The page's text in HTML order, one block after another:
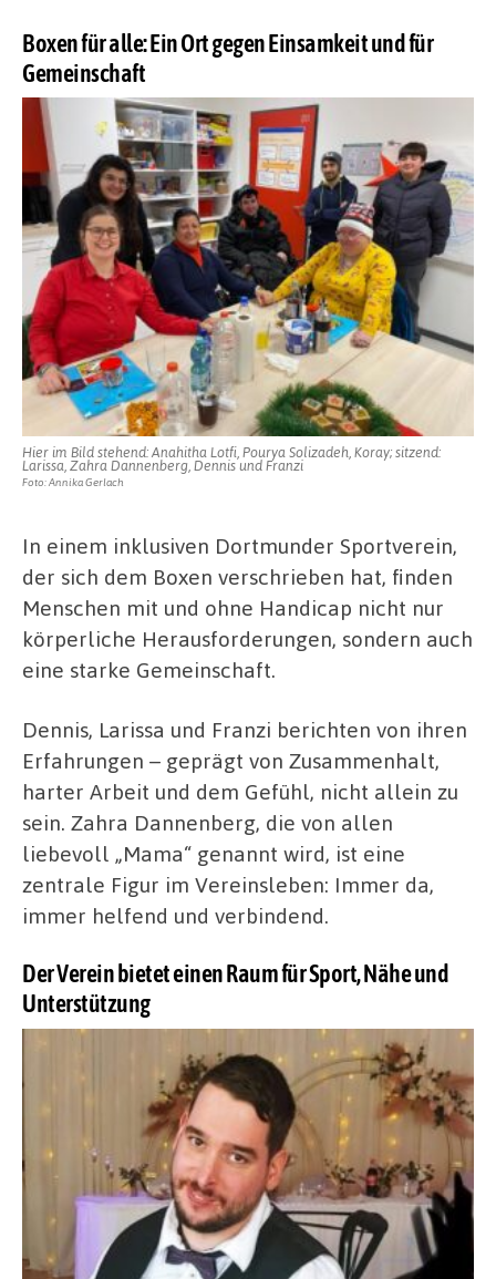
Boxen für alle: Ein Ort gegen Einsamkeit und für
Gemeinschaft
Hier im Bild stehend: Anahitha Lotfi, Pourya Solizadeh, Koray; sitzend:
Larissa, Zahra Dannenberg, Dennis und Franzi
Foto: Annika Gerlach
In einem inklusiven Dortmunder Sportverein,
der sich dem Boxen verschrieben hat, finden
Menschen mit und ohne Handicap nicht nur
körperliche Herausforderungen, sondern auch
eine starke Gemeinschaft.
Dennis, Larissa und Franzi berichten von ihren
Erfahrungen – geprägt von Zusammenhalt,
harter Arbeit und dem Gefühl, nicht allein zu
sein. Zahra Dannenberg, die von allen
liebevoll „Mama“ genannt wird, ist eine
zentrale Figur im Vereinsleben: Immer da,
immer helfend und verbindend.
Der Verein bietet einen Raum für Sport, Nähe und
Unterstützung